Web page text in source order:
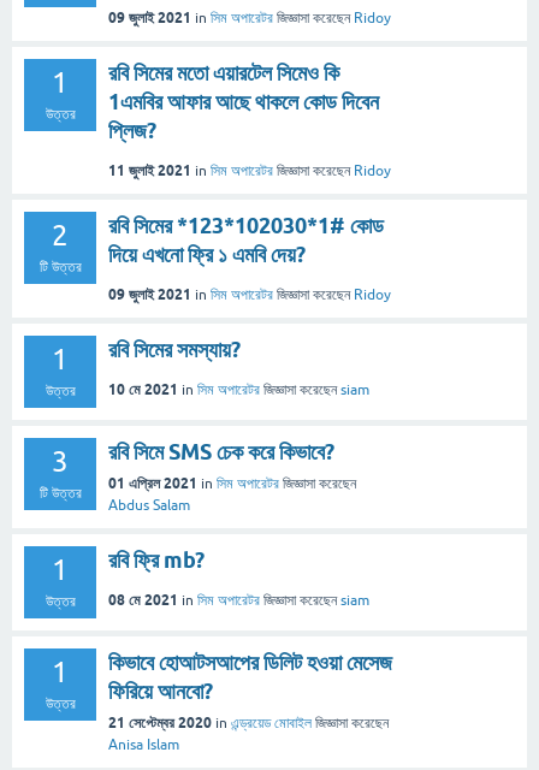
09 জুলাই 2021 in সিম অপারেটর জিজ্ঞাসা করেছেন Ridoy
1
উত্তর
রবি সিমের মতো এয়ারটেল সিমেও কি
1এমবির আফার আছে থাকলে কোড দিবেন
প্লিজ?
11 জুলাই 2021 in সিম অপারেটর জিজ্ঞাসা করেছেন Ridoy
2
টি উত্তর
রবি সিমের *123*102030*1# কোড
দিয়ে এখনো ফ্রি ১ এমবি দেয়?
09 জুলাই 2021 in সিম অপারেটর জিজ্ঞাসা করেছেন Ridoy
1
উত্তর
রবি সিমের সমস্যায়?
10 মে 2021 in সিম অপারেটর জিজ্ঞাসা করেছেনsiam
3
টি উত্তর
রবি সিমে SMS চেক করে কিভাবে?
01 এপ্রিল 2021 in সিম অপারেটর জিজ্ঞাসা করেছেন
Abdus Salam
1
উত্তর
রবি ফ্রি mb?
08 মে 2021 in সিম অপারেটর জিজ্ঞাসা করেছেনsiam
1
উত্তর
কিভাবে হোআটসআপের ডিলিট হওয়া মেসেজ
ফিরিয়ে আনবো?
21 সেপ্টেম্বর 2020 in এন্ড্রয়েড মোবাইল জিজ্ঞাসা করেছেন
Anisa Islam